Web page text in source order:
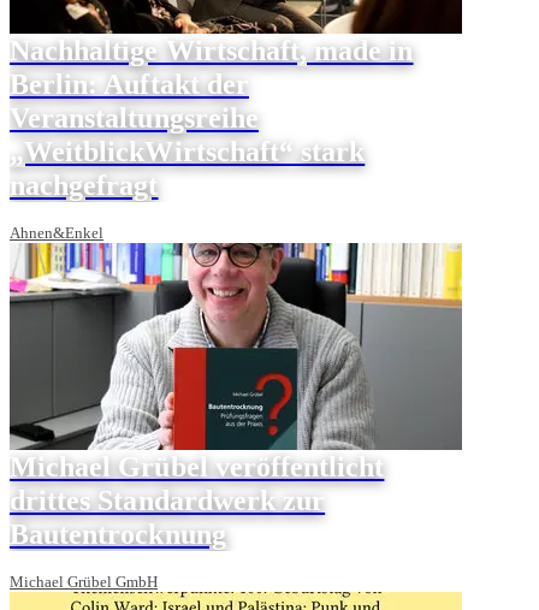
Nachhaltige Wirtschaft, made in
Berlin: Auftakt der
Veranstaltungsreihe
„WeitblickWirtschaft“ stark
nachgefragt
Ahnen&Enkel
Michael Grübel veröffentlicht
drittes Standardwerk zur
Bautentrocknung
Michael Grübel GmbH